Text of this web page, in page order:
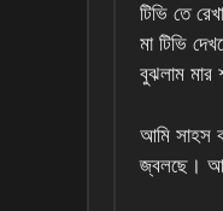
টিভি তে
মা টিভি
বুঝলাম মার
আমি সাহস
জ্বলছে।